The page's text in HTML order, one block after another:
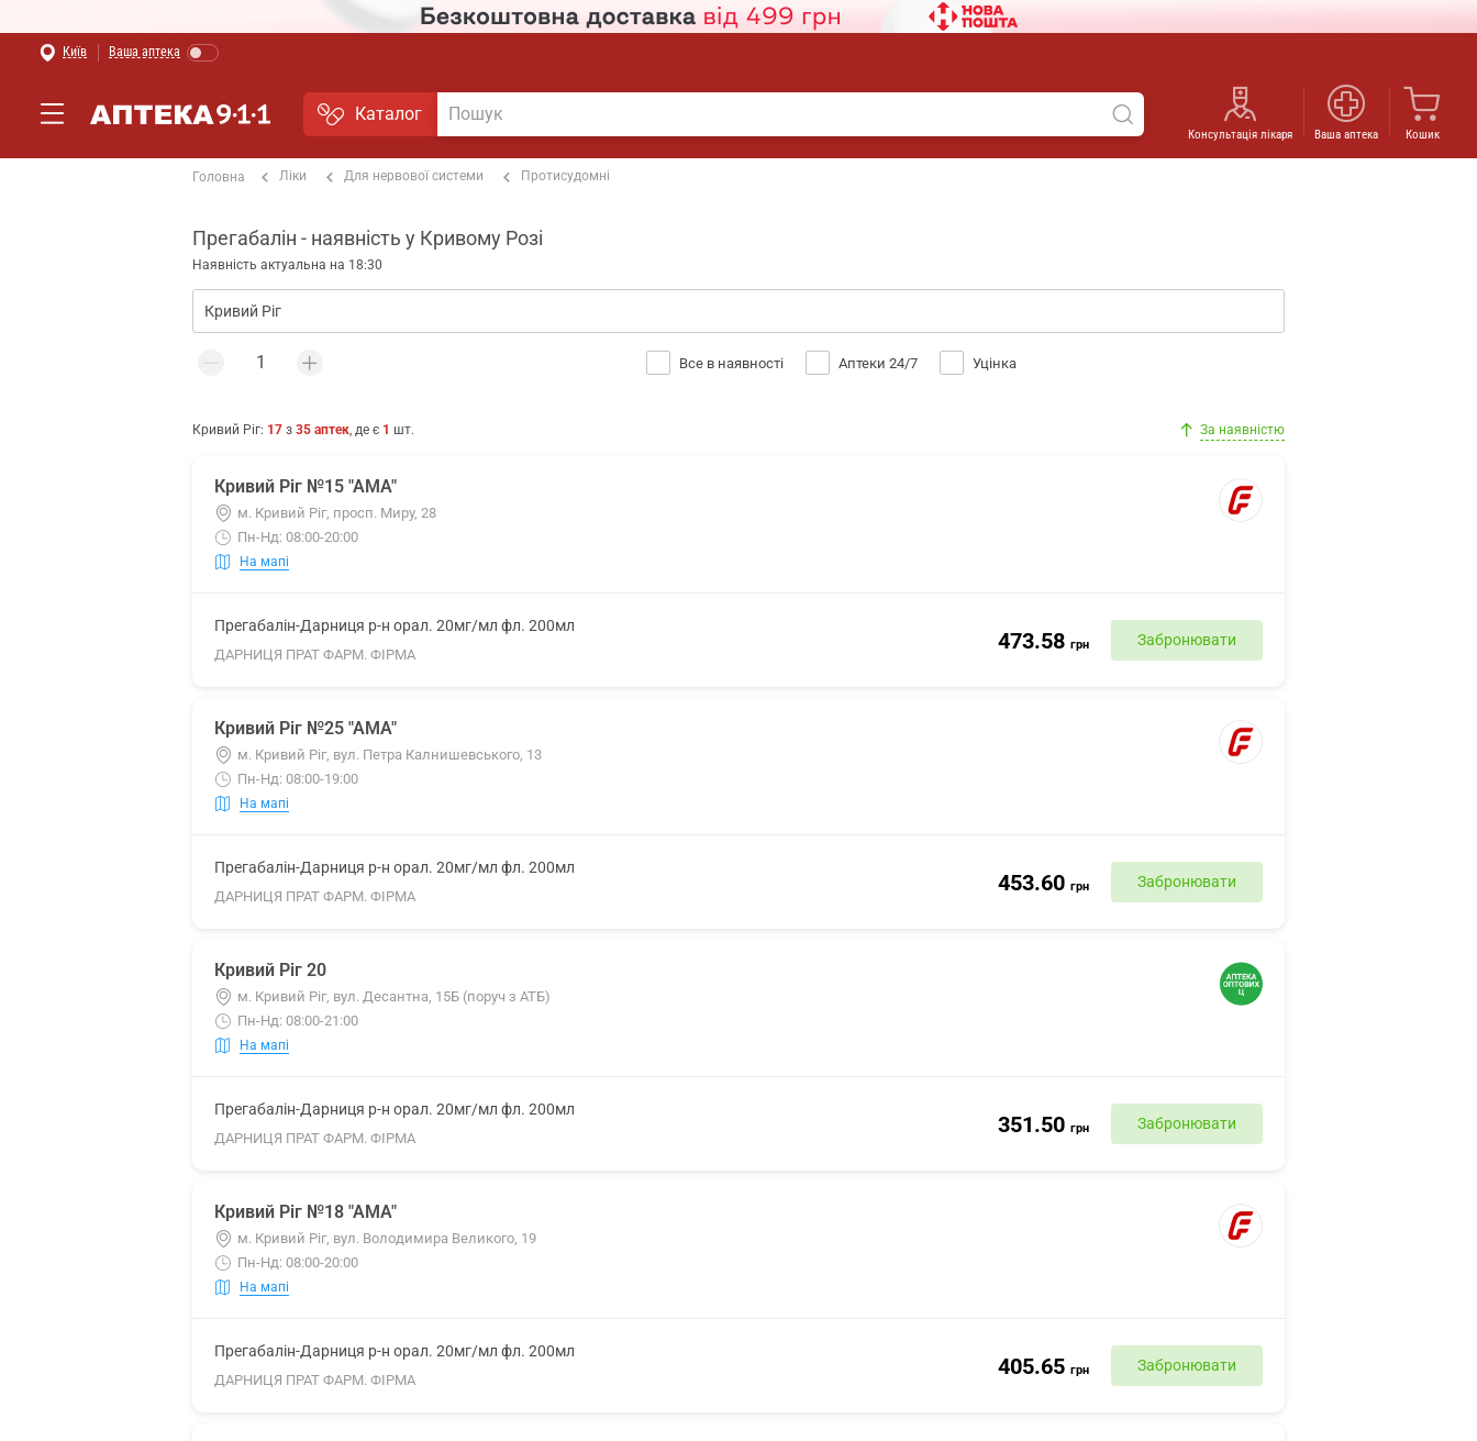
Київ Ваша аптека
Каталог
Консультація лікаря Ваша аптека Кошик
Головна Ліки Для нервової системи Протисудомні
Прегабалін - наявність у Кривому Розі
Наявність актуальна на 18:30
Все в наявності Аптеки 24/7 Уцінка
Кривий Ріг: 17 з 35 аптек, де є 1 шт. За наявністю
Кривий Ріг №15 "АМА"
м. Кривий Ріг, просп. Миру, 28
Пн-Нд: 08:00-20:00
На мапі
Прегабалін-Дарниця р-н орал. 20мг/мл фл. 200мл
ДАРНИЦЯ ПРАТ ФАРМ. ФІРМА
473.58 грн Забронювати
Кривий Ріг №25 "АМА"
м. Кривий Ріг, вул. Петра Калнишевського, 13
Пн-Нд: 08:00-19:00
На мапі
Прегабалін-Дарниця р-н орал. 20мг/мл фл. 200мл
ДАРНИЦЯ ПРАТ ФАРМ. ФІРМА
453.60 грн Забронювати
Кривий Ріг 20
м. Кривий Ріг, вул. Десантна, 15Б (поруч з АТБ)
Пн-Нд: 08:00-21:00
На мапі
Прегабалін-Дарниця р-н орал. 20мг/мл фл. 200мл
ДАРНИЦЯ ПРАТ ФАРМ. ФІРМА
351.50 грн Забронювати
Кривий Ріг №18 "АМА"
м. Кривий Ріг, вул. Володимира Великого, 19
Пн-Нд: 08:00-20:00
На мапі
Прегабалін-Дарниця р-н орал. 20мг/мл фл. 200мл
ДАРНИЦЯ ПРАТ ФАРМ. ФІРМА
405.65 грн Забронювати